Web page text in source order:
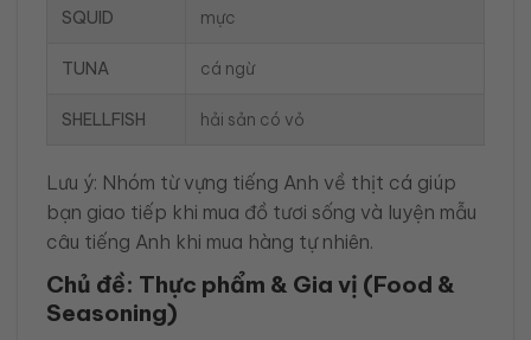
SQUID mực
TUNA cá ngừ
SHELLFISH hải sản có vỏ
Lưu ý: Nhóm từ vựng tiếng Anh về thịt cá giúp
bạn giao tiếp khi mua đồ tươi sống và luyện mẫu
câu tiếng Anh khi mua hàng tự nhiên.
Chủ đề: Thực phẩm & Gia vị (Food &
Seasoning)